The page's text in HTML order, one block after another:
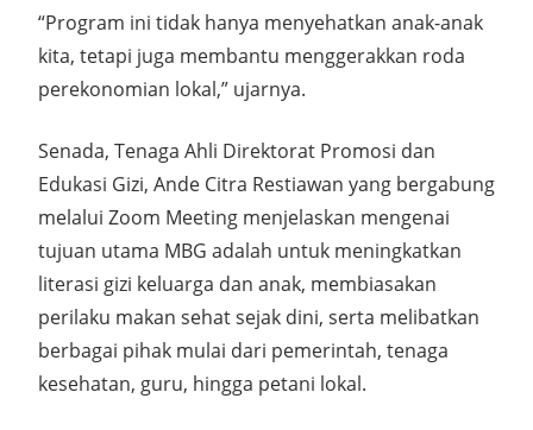
“Program ini tidak hanya menyehatkan anak-anak
kita, tetapi juga membantu menggerakkan roda
perekonomian lokal,” ujarnya.
Senada, Tenaga Ahli Direktorat Promosi dan
Edukasi Gizi, Ande Citra Restiawan yang bergabung
melalui Zoom Meeting menjelaskan mengenai
tujuan utama MBG adalah untuk meningkatkan
literasi gizi keluarga dan anak, membiasakan
perilaku makan sehat sejak dini, serta melibatkan
berbagai pihak mulai dari pemerintah, tenaga
kesehatan, guru, hingga petani lokal.